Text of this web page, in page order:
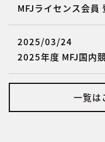
MFJライセンス会員
2025/03/24
2025年度 MFJ国内
一覧は